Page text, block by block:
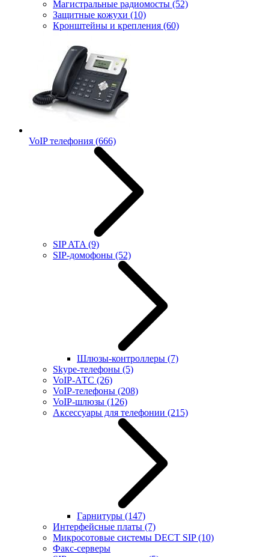
Магистральные радиомосты (52)
Защитные кожухи (10)
Кронштейны и крепления (60)
VoIP телефония (666)
SIP ATA (9)
SIP-домофоны (52)
Шлюзы-контроллеры (7)
Skype-телефоны (5)
VoIP-АТС (26)
VoIP-телефоны (208)
VoIP-шлюзы (126)
Аксессуары для телефонии (215)
Гарнитуры (147)
Интерфейсные платы (7)
Микросотовые системы DECT SIP(10)
Факс-серверы